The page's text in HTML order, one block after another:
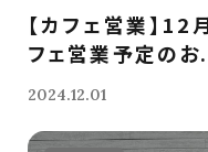
【カフェ営業】12
フェ営業予定の
2024.12.01